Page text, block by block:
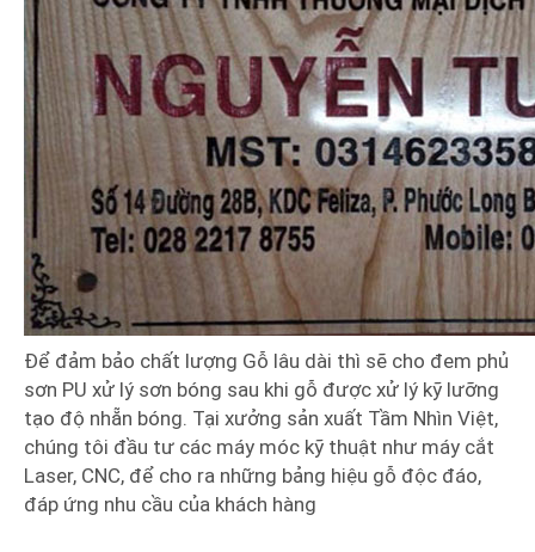
Để đảm bảo chất lượng Gỗ lâu dài thì sẽ cho đem phủ
sơn PU xử lý sơn bóng sau khi gỗ được xử lý kỹ lưỡng
tạo độ nhẵn bóng. Tại xưởng sản xuất Tầm Nhìn Việt,
chúng tôi đầu tư các máy móc kỹ thuật như máy cắt
Laser, CNC, để cho ra những bảng hiệu gỗ độc đáo,
đáp ứng nhu cầu của khách hàng